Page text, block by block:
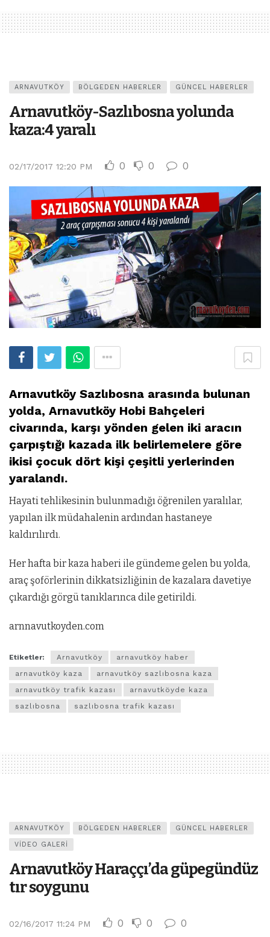
ARNAVUTKÖY BÖLGEDEN HABERLER GÜNCEL HABERLER
Arnavutköy-Sazlıbosna yolunda
kaza:4 yaralı
02/17/2017 12:20 PM 0 0 0
Arnavutköy Sazlıbosna arasında bulunan
yolda, Arnavutköy Hobi Bahçeleri
civarında, karşı yönden gelen iki aracın
çarpıştığı kazada ilk belirlemelere göre
ikisi çocuk dört kişi çeşitli yerlerinden
yaralandı.
Hayati tehlikesinin bulunmadığı öğrenilen yaralılar,
yapılan ilk müdahalenin ardından hastaneye
kaldırılırdı.
Her hafta bir kaza haberi ile gündeme gelen bu yolda,
araç şoförlerinin dikkatsizliğinin de kazalara davetiye
çıkardığı görgü tanıklarınca dile getirildi.
arnnavutkoyden.com
Etiketler: Arnavutköy
arnavutköy haber
arnavutköy kaza
arnavutköy sazlıbosna kaza
arnavutköy trafik kazası
arnavutköyde kaza
sazlıbosna
sazlıbosna trafik kazası
ARNAVUTKÖY BÖLGEDEN HABERLER GÜNCEL HABERLER
VIDEO GALERI
Arnavutköy Haraççı’da güpegündüz
tır soygunu
02/16/2017 11:24 PM 0 0 0